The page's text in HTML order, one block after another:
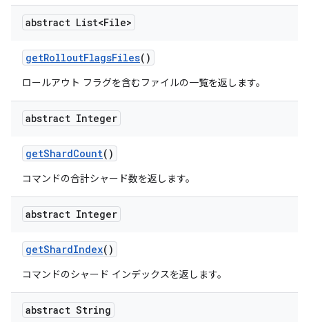
abstract List<File>
getRolloutFlagsFiles()
ロールアウト フラグを含むファイルの一覧を返します。
abstract Integer
getShardCount()
コマンドの合計シャード数を返します。
abstract Integer
getShardIndex()
コマンドのシャード インデックスを返します。
abstract String